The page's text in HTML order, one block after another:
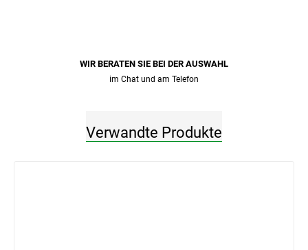
WIR BERATEN SIE BEI ​​DER AUSWAHL
im Chat und am Telefon
Verwandte Produkte